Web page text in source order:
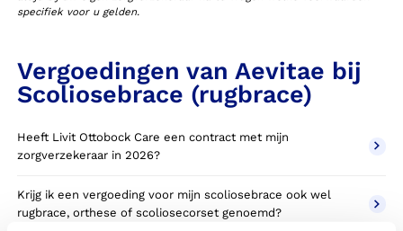
specifiek voor u gelden.
Vergoedingen van Aevitae bij
Scoliosebrace (rugbrace)
Heeft Livit Ottobock Care een contract met mijn
zorgverzekeraar in 2026?
Krijg ik een vergoeding voor mijn scoliosebrace ook wel
rugbrace, orthese of scoliosecorset genoemd?